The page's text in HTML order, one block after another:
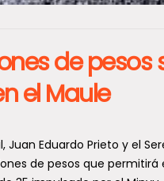
de
el Maule
Juan Eduardo Prieto y el
de pesos que